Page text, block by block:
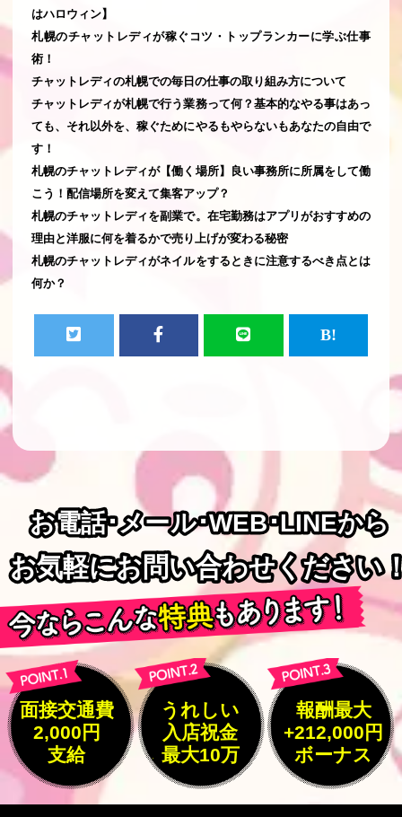
はハロウィン】
札幌のチャットレディが稼ぐコツ・トップランカーに学ぶ仕事
術！
チャットレディの札幌での毎日の仕事の取り組み方について
チャットレディが札幌で行う業務って何？基本的なやる事はあっ
ても、それ以外を、稼ぐためにやるもやらないもあなたの自由で
す！
札幌のチャットレディが【働く場所】良い事務所に所属をして働
こう！配信場所を変えて集客アップ？
札幌のチャットレディを副業で。在宅勤務はアプリがおすすめの
理由と洋服に何を着るかで売り上げが変わる秘密
札幌のチャットレディがネイルをするときに注意するべき点とは
何か？
お電話･メール･WEB･LINEから
お電話･メール･WEB･LINEから
お気軽にお問い合わせください
お気軽にお問い合わせください
面接交通費
2,000円
支給
うれしい
入店祝金
最大10万
報酬最大
+212,000円
ボーナス